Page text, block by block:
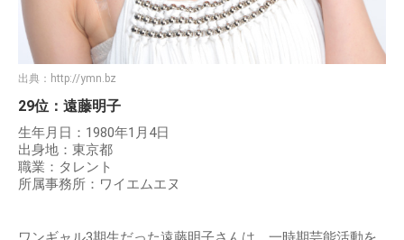
出典： http://ymn.bz
29位：遠藤明子
生年月日：1980年1月4日
出身地：東京都
職業：タレント
所属事務所：ワイエムエヌ